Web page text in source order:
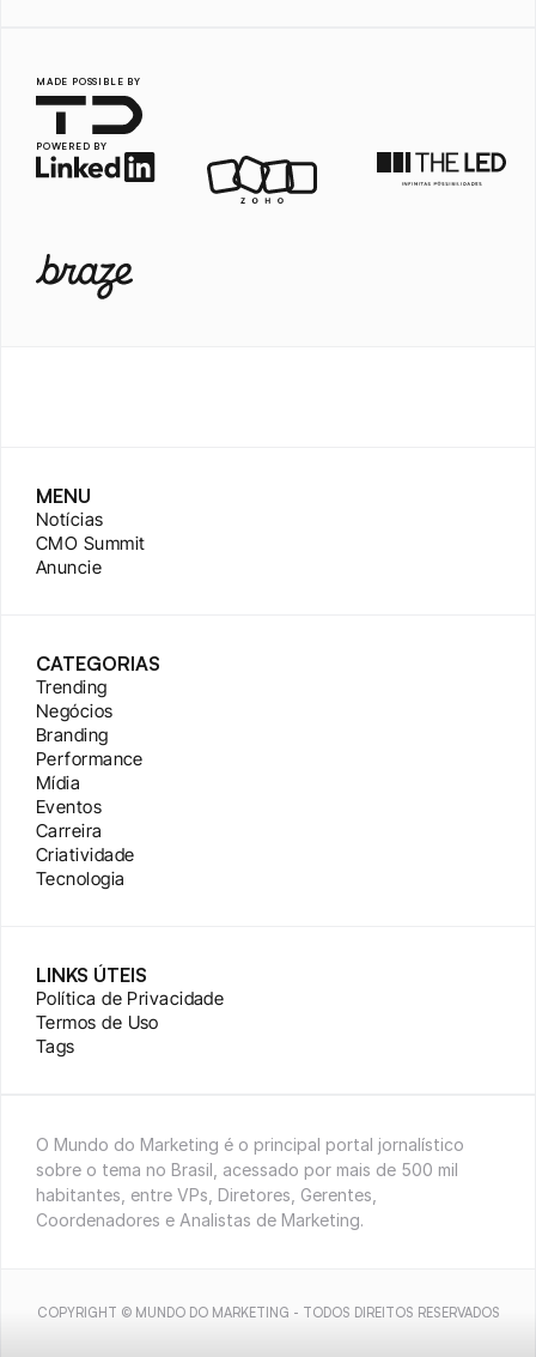
MADE POSSIBLE BY
POWERED BY
MENU
Notícias
CMO Summit
Anuncie
CATEGORIAS
Trending
Negócios
Branding
Performance
Mídia
Eventos
Carreira
Criatividade
Tecnologia
LINKS ÚTEIS
Política de Privacidade
Termos de Uso
Tags
O Mundo do Marketing é o principal portal jornalístico
sobre o tema no Brasil, acessado por mais de 500 mil
habitantes, entre VPs, Diretores, Gerentes,
Coordenadores e Analistas de Marketing.
COPYRIGHT © MUNDO DO MARKETING - TODOS DIREITOS RESERVADOS